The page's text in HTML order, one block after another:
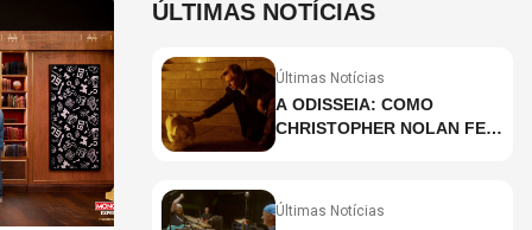
ÚLTIMAS NOTÍCIAS
Últimas Notícias
A ODISSEIA: COMO
CHRISTOPHER NOLAN FEZ
IMAX E O QUE ISSO
Últimas Notícias